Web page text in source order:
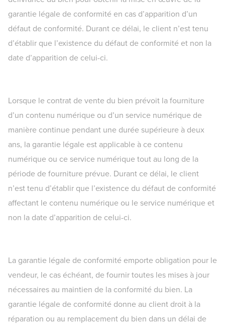
garantie légale de conformité en cas d’apparition d’un
défaut de conformité. Durant ce délai, le client n’est tenu
d’établir que l’existence du défaut de conformité et non la
date d’apparition de celui-ci.
Lorsque le contrat de vente du bien prévoit la fourniture
d’un contenu numérique ou d’un service numérique de
manière continue pendant une durée supérieure à deux
ans, la garantie légale est applicable à ce contenu
numérique ou ce service numérique tout au long de la
période de fourniture prévue. Durant ce délai, le client
n’est tenu d’établir que l’existence du défaut de conformité
affectant le contenu numérique ou le service numérique et
non la date d’apparition de celui-ci.
La garantie légale de conformité emporte obligation pour le
vendeur, le cas échéant, de fournir toutes les mises à jour
nécessaires au maintien de la conformité du bien. La
garantie légale de conformité donne au client droit à la
réparation ou au remplacement du bien dans un délai de